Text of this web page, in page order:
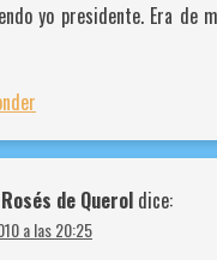
yo presidente. Era de
de Querol dice:
a las 20:25